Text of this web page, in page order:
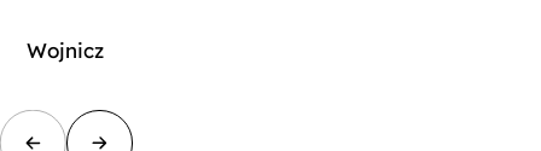
Wojnicz